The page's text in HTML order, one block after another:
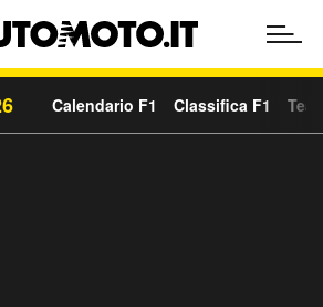
Calendario F1 Classifica F1